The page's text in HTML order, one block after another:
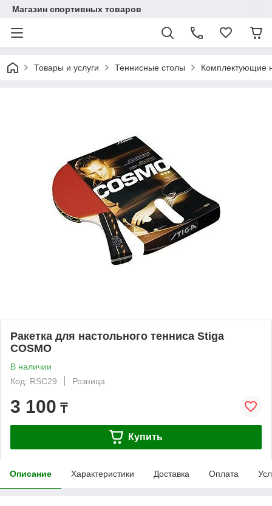
Магазин спортивных товаров
Товары и услуги Теннисные столы Комплектующие
Ракетка для настольного тенниса Stiga
COSMO
В наличии
Код: RSC29
Розница
3 100 ₸
Купить
Описание Характеристики Доставка Оплата